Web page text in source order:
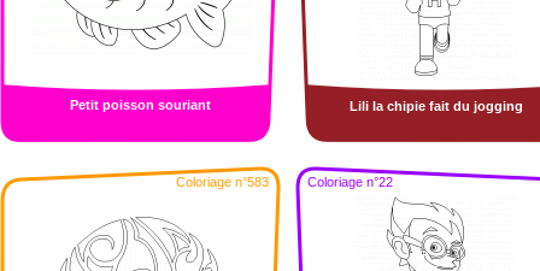
Petit poisson souriant Lili la chipie fait du jogging
Coloriage n°583 Coloriage n°22